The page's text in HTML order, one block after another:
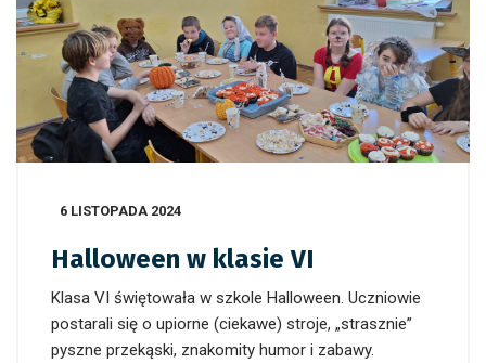
6 LISTOPADA 2024
Halloween w klasie VI
Klasa VI świętowała w szkole Halloween. Uczniowie
postarali się o upiorne (ciekawe) stroje, „strasznie”
pyszne przekąski, znakomity humor i zabawy.